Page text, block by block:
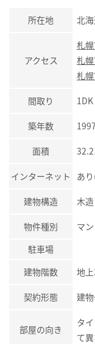
所在地 北
アクセス
札
札
札
間取り 1DK
築年数
面積
インターネット あ
建物構造 木造
物件種別
マ
駐車場
建物階数
地
契約形態 建
部屋の向き
タ
て